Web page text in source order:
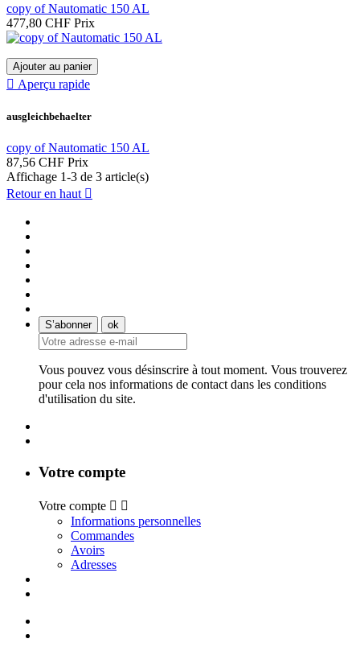
copy of Nautomatic 150 AL
477,80 CHF Prix
Ajouter au panier
 Aperçu rapide
ausgleichbehaelter
copy of Nautomatic 150 AL
87,56 CHF Prix
Affichage 1-3 de 3 article(s)
Retour en haut 
Vous pouvez vous désinscrire à tout moment. Vous trouverez
pour cela nos informations de contact dans les conditions
d'utilisation du site.
Votre compte
Votre compte  
Informations personnelles
Commandes
Avoirs
Adresses